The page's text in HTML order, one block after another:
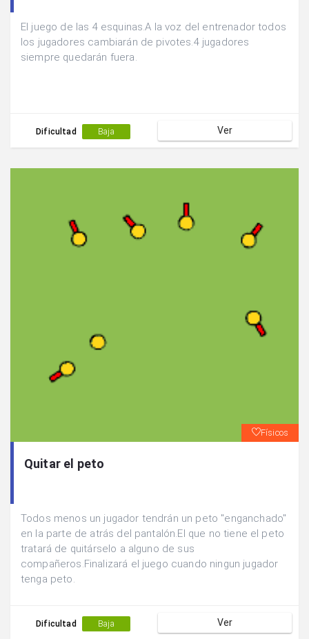
El juego de las 4 esquinas.A la voz del entrenador todos
los jugadores cambiarán de pivotes.4 jugadores
siempre quedarán fuera.
Dificultad Baja Ver
Físicos
Quitar el peto
Todos menos un jugador tendrán un peto "enganchado"
en la parte de atrás del pantalón.El que no tiene el peto
tratará de quitárselo a alguno de sus
compañeros.Finalizará el juego cuando ningun jugador
tenga peto.
Dificultad Baja Ver